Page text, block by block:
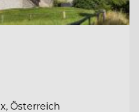
Österreich